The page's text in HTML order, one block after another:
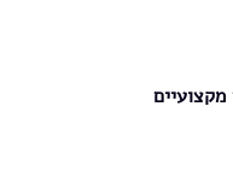
מקצועיים